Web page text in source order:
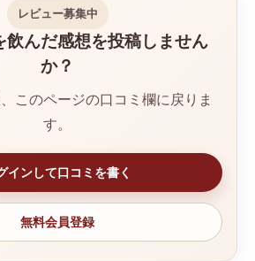
レビュー募集中
飲んだ感想を投稿しません
か？
このページの口コミ欄に戻りま
す。
インして口コミを書く
無料会員登録